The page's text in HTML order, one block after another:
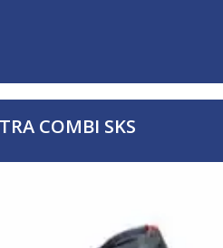
COMBI SKS